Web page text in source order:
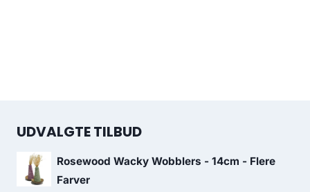
UDVALGTE TILBUD
Rosewood Wacky Wobblers - 14cm - Flere
Farver